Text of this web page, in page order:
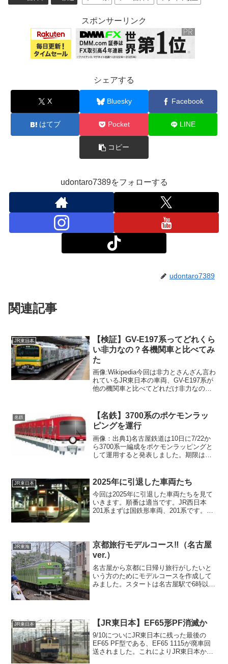
スポンサーリンク
シェアする
X Bluesky Facebook
はてブ Pocket LINE
コピー
udontaro7389をフォローする
udontaro7389
関連記事
JR東日本
【検証】GV-E197系ってどれくら
い非力なの？各機関車と比べてみ
た
画像:Wikipedia今回は非力とさんざん言わ
れているJR東日本の車両、GV-E197系が
他の機関車と比べてどれだけ非力なのか
である、EF210やEF510などと...
名鉄
【名鉄】3700系のポケモンラッ
ピングを運行
画像：出典1)名古屋鉄道は10日に7/22か
ら3700系一編成をポケモンラッピングと
して運用すると発表しました。期限は
未更新車で見た目の雰囲気や記録の重要
JR東日本 2025年に引退した車両たち
今回は2025年に引退した車両たちを見て
いきます。順番は適当です。JR西日本
201系まずは国鉄形車両、201系です。
とな...
JR東海
京都旅行モデルコース‼（名古屋
ver.）
名古屋から京都に日帰り旅行がしたいと
いう方のためにモデルコースを作成して
みました。スタートは名古屋駅で6時以降
JR東日本 【JR東日本】EF65形PF消滅か
9/10についにJR東日本に残った最後の
EF65 PF型である、EF65 1115が廃車回
送されました。これによりJR東日本から